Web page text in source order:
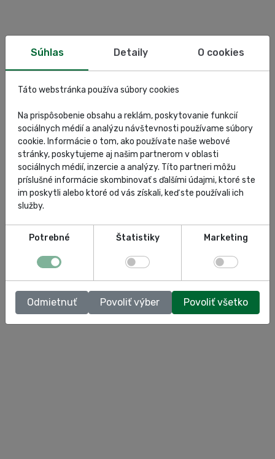
Súhlas Detaily O cookies
Táto webstránka používa súbory cookies
Na prispôsobenie obsahu a reklám, poskytovanie funkcií
sociálnych médií a analýzu návštevnosti používame súbory
cookie. Informácie o tom, ako používate naše webové
stránky, poskytujeme aj našim partnerom v oblasti
sociálnych médií, inzercie a analýzy. Títo partneri môžu
príslušné informácie skombinovať s ďalšími údajmi, ktoré ste
im poskytli alebo ktoré od vás získali, keď ste používali ich
služby.
Potrebné Štatistiky Marketing
Odmietnuť Povoliť výber Povoliť všetko